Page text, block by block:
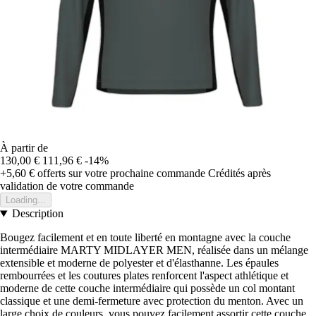
À partir de
130,00 € 111,96 € -14%
+5,60 € offerts sur votre prochaine commande Crédités après
validation de votre commande
Loading...
Description
Bougez facilement et en toute liberté en montagne avec la couche
intermédiaire MARTY MIDLAYER MEN, réalisée dans un mélange
extensible et moderne de polyester et d'élasthanne. Les épaules
rembourrées et les coutures plates renforcent l'aspect athlétique et
moderne de cette couche intermédiaire qui possède un col montant
classique et une demi-fermeture avec protection du menton. Avec un